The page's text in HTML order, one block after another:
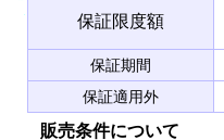
保証限度額
保証期間
保証適用外
販売条件について